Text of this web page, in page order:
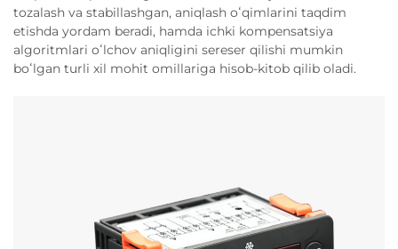
tozalash va stabillashgan, aniqlash oʻqimlarini taqdim
etishda yordam beradi, hamda ichki kompensatsiya
algoritmlari oʻlchov aniqligini sereser qilishi mumkin
boʻlgan turli xil mohit omillariga hisob-kitob qilib oladi.